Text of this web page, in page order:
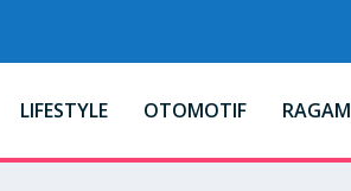
LIFESTYLE OTOMOTIF RAGAM